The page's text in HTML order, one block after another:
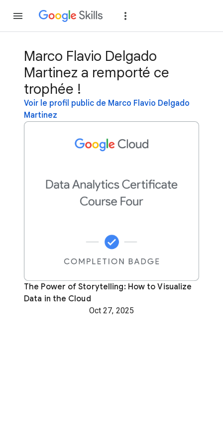
Marco Flavio Delgado
Martinez a remporté ce
trophée !
Voir le profil public de Marco Flavio Delgado
Martinez